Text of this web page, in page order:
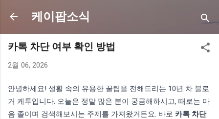
기본 콘텐츠로 건너뛰기
케이팝소식
카톡 차단 여부 확인 방법
2월 06, 2026
안녕하세요! 생활 속의 유용한 꿀팁을 전해드리는 10년 차 블로
거 케투입니다. 오늘은 정말 많은 분이 궁금해하시고, 때로는 마
음 졸이며 검색해보시는 주제를 가져왔거든요. 바로 카톡 차단